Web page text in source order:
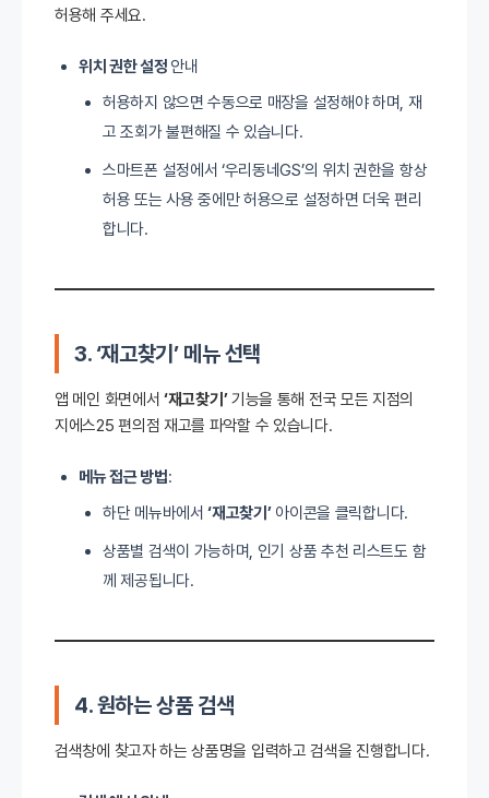
허용해 주세요.
위치 권한 설정 안내
허용하지 않으면 수동으로 매장을 설정해야 하며, 재
고 조회가 불편해질 수 있습니다.
스마트폰 설정에서 ‘우리동네GS’의 위치 권한을 항상
허용 또는 사용 중에만 허용으로 설정하면 더욱 편리
합니다.
3. ‘재고찾기’ 메뉴 선택
앱 메인 화면에서 ‘재고찾기’기능을 통해 전국 모든 지점의
지에스25 편의점 재고를 파악할 수 있습니다.
메뉴 접근 방법:
하단 메뉴바에서‘재고찾기’아이콘을 클릭합니다.
상품별 검색이 가능하며, 인기 상품 추천 리스트도 함
께 제공됩니다.
4. 원하는 상품 검색
검색창에 찾고자 하는 상품명을 입력하고 검색을 진행합니다.